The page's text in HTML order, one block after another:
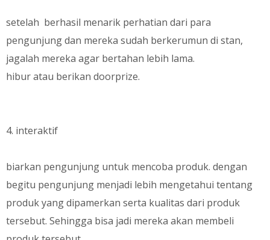
setelah berhasil menarik perhatian dari para
pengunjung dan mereka sudah berkerumun di stan,
jagalah mereka agar bertahan lebih lama.
hibur atau berikan doorprize.
4. interaktif
biarkan pengunjung untuk mencoba produk. dengan
begitu pengunjung menjadi lebih mengetahui tentang
produk yang dipamerkan serta kualitas dari produk
tersebut. Sehingga bisa jadi mereka akan membeli